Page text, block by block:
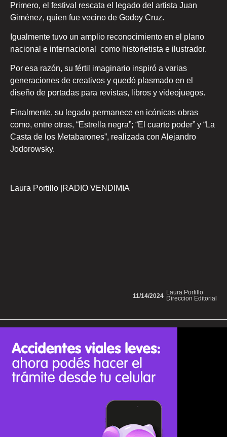
Primero, el festival rescata el legado del artista Juan
Giménez, quien fue vecino de Godoy Cruz.
Igualmente tuvo un amplio reconocimiento en el plano
nacional e internacional como historietista e ilustrador.
Por esa razón, su fértil imaginario inspiró a varias
generaciones de creativos y quedó plasmado en el
diseño de portadas para revistas, libros y videojuegos.
Finalmente, su legado permanece en icónicas obras
como, entre otras, “Estrella negra”; “El cuarto poder” y “La
Casta de los Metabarones”, realizada con Alejandro
Jodorowsky.
Laura Portillo |RADIO VENDIMIA
Laura Portillo
Direccion Editorial
11/14/2024